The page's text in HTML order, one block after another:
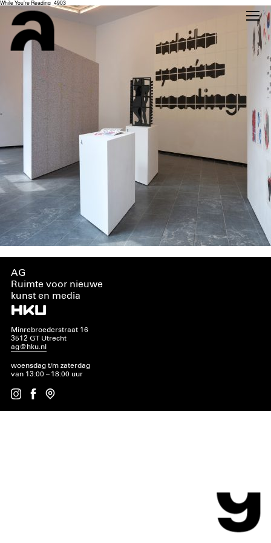
While You’re Reading_4903
AG
Ruimte voor nieuwe
kunst en media
Minrebroederstraat 16
3512 GT Utrecht
ag@hku.nl
woensdag t/m zaterdag
van 13:00 – 18:00 uur